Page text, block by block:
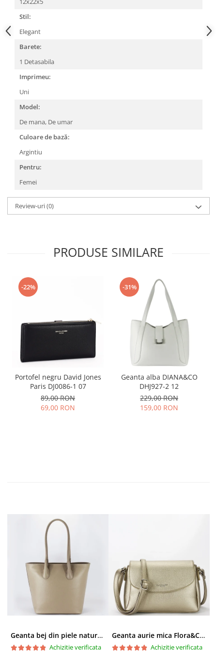
Stil:
Elegant
Barete:
1 Detasabila
Imprimeu:
Uni
Model:
De mana, De umar
Culoare de bază:
Argintiu
Pentru:
Femei
Review-uri(0)
PRODUSE SIMILARE
-22%
Portofel negru David Jones
Paris DJ0086-1 07
89,00 RON
69,00 RON
-31%
Geanta alba DIANA&CO
DHJ927-2 12
229,00 RON
159,00 RON
Geanta bej din piele naturala 8966 123
Achizitie verificata
Geanta aurie mica Flora&CO Paris H6930 16
Achizitie verificata